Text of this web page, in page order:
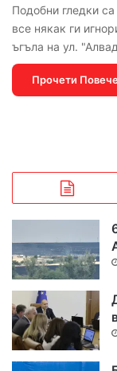
Подобни гледки
все някак ги
ъгъла на ул.
Прочети